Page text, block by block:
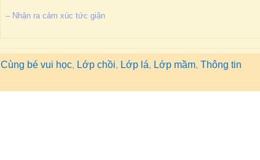
– Nhận ra cảm xúc tức giận
Cùng bé vui học, Lớp chồi, Lớp lá, Lớp mầm, Thông tin